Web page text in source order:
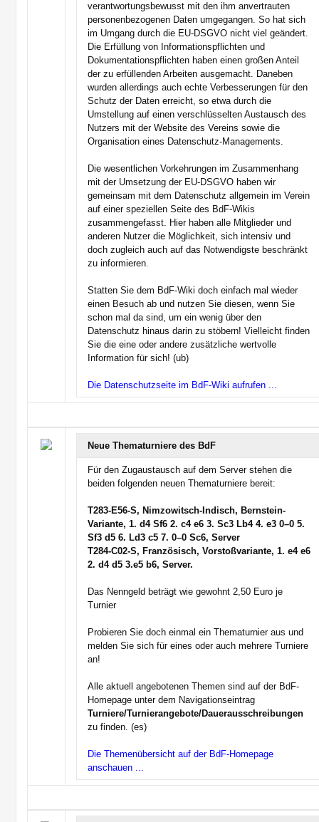
verantwortungsbewusst mit den ihm anvertrauten
personenbezogenen Daten umgegangen. So hat sich
im Umgang durch die EU-DSGVO nicht viel geändert.
Die Erfüllung von Informationspflichten und
Dokumentationspflichten haben einen großen Anteil
der zu erfüllenden Arbeiten ausgemacht. Daneben
wurden allerdings auch echte Verbesserungen für den
Schutz der Daten erreicht, so etwa durch die
Umstellung auf einen verschlüsselten Austausch des
Nutzers mit der Website des Vereins sowie die
Organisation eines Datenschutz-Managements.
Die wesentlichen Vorkehrungen im Zusammenhang
mit der Umsetzung der EU-DSGVO haben wir
gemeinsam mit dem Datenschutz allgemein im Verein
auf einer speziellen Seite des BdF-Wikis
zusammengefasst. Hier haben alle Mitglieder und
anderen Nutzer die Möglichkeit, sich intensiv und
doch zugleich auch auf das Notwendigste beschränkt
zu informieren.
Statten Sie dem BdF-Wiki doch einfach mal wieder
einen Besuch ab und nutzen Sie diesen, wenn Sie
schon mal da sind, um ein wenig über den
Datenschutz hinaus darin zu stöbern! Vielleicht finden
Sie die eine oder andere zusätzliche wertvolle
Information für sich! (ub)
Die Datenschutzseite im BdF-Wiki aufrufen ...
Neue Thematurniere des BdF
Für den Zugaustausch auf dem Server stehen die
beiden folgenden neuen Thematurniere bereit:
T283-E56-S, Nimzowitsch-Indisch, Bernstein-
Variante, 1. d4 Sf6 2. c4 e6 3. Sc3 Lb4 4. e3 0–0 5.
Sf3 d5 6. Ld3 c5 7. 0–0 Sc6, Server
T284-C02-S, Französisch, Vorstoßvariante, 1. e4 e6
2. d4 d5 3.e5 b6, Server.
Das Nenngeld beträgt wie gewohnt 2,50 Euro je
Turnier
Probieren Sie doch einmal ein Thematurnier aus und
melden Sie sich für eines oder auch mehrere Turniere
an!
Alle aktuell angebotenen Themen sind auf der BdF-
Homepage unter dem Navigationseintrag
Turniere/Turnierangebote/Dauerausschreibungen
zu finden. (es)
Die Themenübersicht auf der BdF-Homepage
anschauen ...